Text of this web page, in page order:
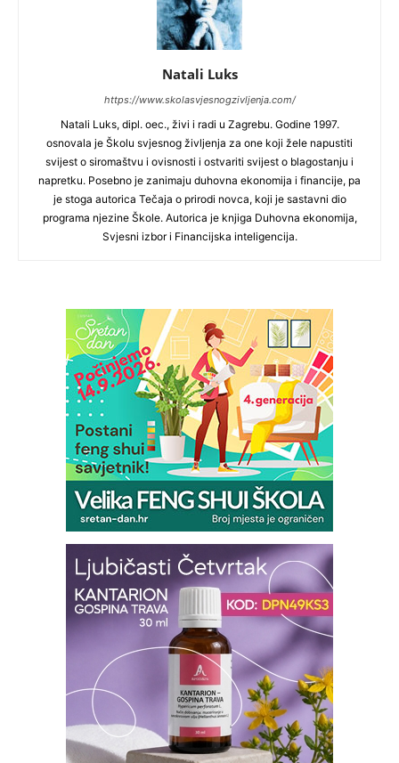
Natali Luks
https://www.skolasvjesnogzivljenja.com/
Natali Luks, dipl. oec., živi i radi u Zagrebu. Godine 1997.
osnovala je Školu svjesnog življenja za one koji žele napustiti
svijest o siromaštvu i ovisnosti i ostvariti svijest o blagostanju i
napretku. Posebno je zanimaju duhovna ekonomija i financije, pa
je stoga autorica Tečaja o prirodi novca, koji je sastavni dio
programa njezine Škole. Autorica je knjiga Duhovna ekonomija,
Svjesni izbor i Financijska inteligencija.